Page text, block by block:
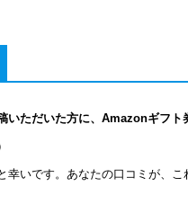
いただいた方に、Amazonギフト
幸いです。あなたの口コミが、